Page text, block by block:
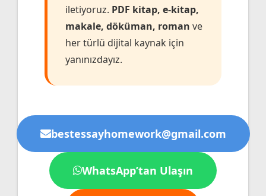
iletiyoruz. PDF kitap, e-kitap,
makale, döküman, roman ve
her türlü dijital kaynak için
yanınızdayız.
bestessayhomework@gmail.com
WhatsApp’tan Ulaşın